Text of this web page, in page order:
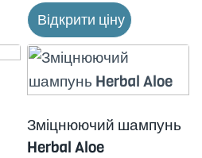
Відкрити ціну
Зміцнюючий шампунь
Herbal Aloe